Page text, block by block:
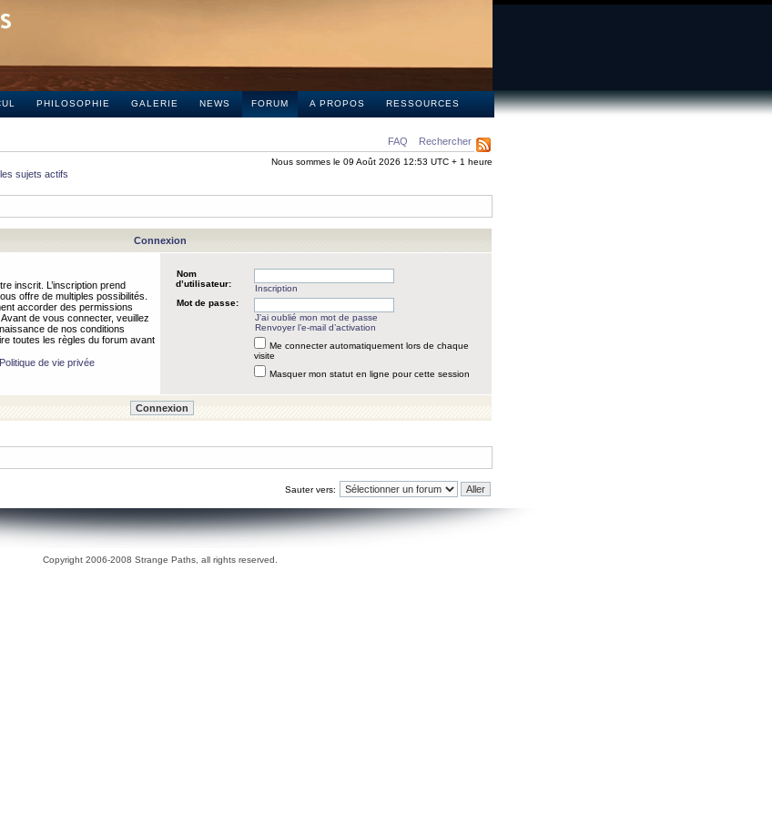
PHILOSOPHIE GALERIE NEWS FORUM A PROPOS RESSOURCES
FAQ Rechercher
Nous sommes le 09 Août 2026 12:53 UTC + 1 heure
sujets actifs
Connexion
inscrit. L’inscription prend
offre de multiples possibilités.
accorder des permissions
de vous connecter, veuillez
de nos conditions
toutes les règles du forum avant
Politique de vie privée
Nom
d’utilisateur:
Inscription
Mot de passe:
J’ai oublié mon mot de passe
Renvoyer l’e-mail d’activation
Me connecter automatiquement lors de chaque
visite
Masquer mon statut en ligne pour cette session
Sauter vers:
Copyright 2006-2008 Strange Paths, all rights reserved.